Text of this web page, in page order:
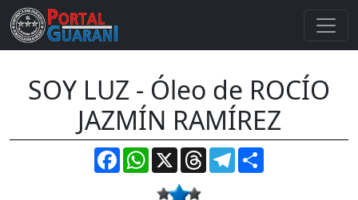
SOY LUZ - Óleo de ROCÍO
JAZMÍN RAMÍREZ
FacebookWhatsApp
X ThreadsTelegram